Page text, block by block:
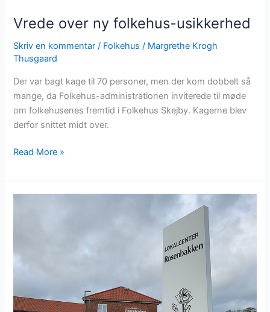
Vrede over ny folkehus-usikkerhed
Skriv en kommentar / Folkehus / Margrethe Krogh
Thusgaard
Der var bagt kage til 70 personer, men der kom dobbelt så
mange, da Folkehus-administrationen inviterede til møde
om folkehusenes fremtid i Folkehus Skejby. Kagerne blev
derfor snittet midt over.
folkehus-
Read More »